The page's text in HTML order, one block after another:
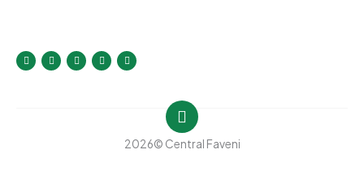
I
n
s
F
a
c
T
w
i
Y
o
u
L
i
n
i
n
2026© Central Faveni